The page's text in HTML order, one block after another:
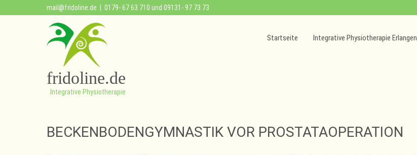
mail@fridoline.de | 0179- 67 63 710 und 09131- 97 73 73
fridoline.de
Integrative Physiotherapie
Startseite Integrative Physiotherapie Erlangen
BECKENBODENGYMNASTIK VOR PROSTATAOPERATION